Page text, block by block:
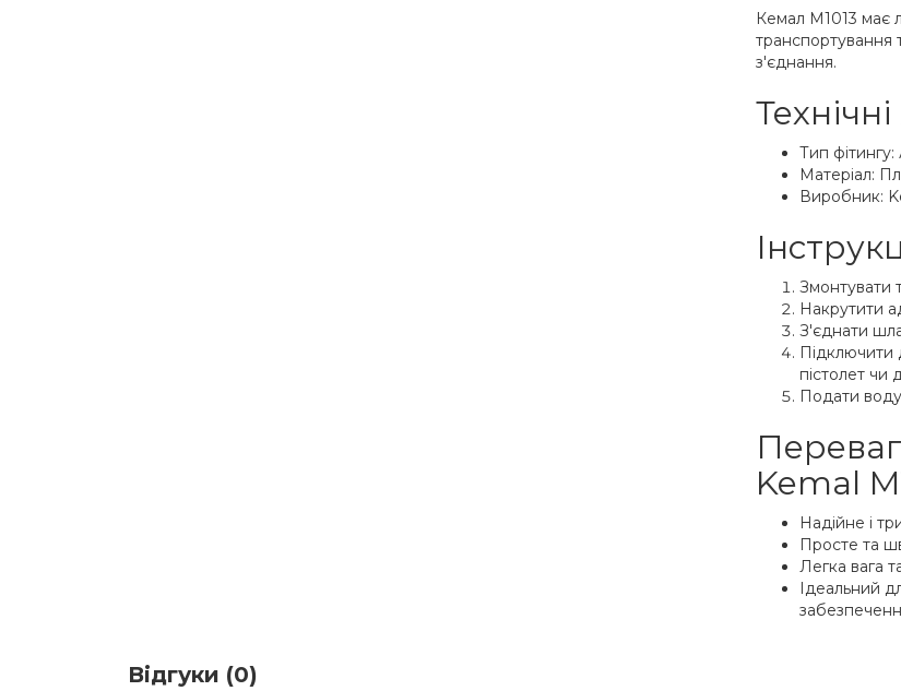
Кемал М1013 має
транспортування
з'єднання.
Тип
Матеріал:
Виробник:
Змонтувати
Накрутити
З'єднати
Підключити
пістолет чи
Подати
Kemal
Надійне і
Просте та
Легка вага
Ідеальний
Відгуки (0)